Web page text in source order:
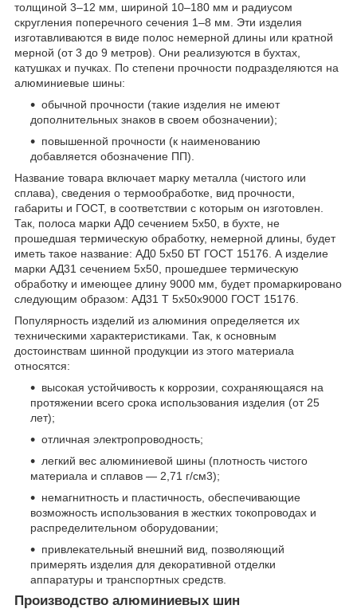
толщиной 3–12 мм, шириной 10–180 мм и радиусом
скругления поперечного сечения 1–8 мм. Эти изделия
изготавливаются в виде полос немерной длины или кратной
мерной (от 3 до 9 метров). Они реализуются в бухтах,
катушках и пучках. По степени прочности подразделяются на
алюминиевые шины:
обычной прочности (такие изделия не имеют
дополнительных знаков в своем обозначении);
повышенной прочности (к наименованию
добавляется обозначение ПП).
Название товара включает марку металла (чистого или
сплава), сведения о термообработке, вид прочности,
габариты и ГОСТ, в соответствии с которым он изготовлен.
Так, полоса марки АД0 сечением 5х50, в бухте, не
прошедшая термическую обработку, немерной длины, будет
иметь такое название: АД0 5х50 БТ ГОСТ 15176. А изделие
марки АД31 сечением 5х50, прошедшее термическую
обработку и имеющее длину 9000 мм, будет промаркировано
следующим образом: АД31 Т 5х50х9000 ГОСТ 15176.
Популярность изделий из алюминия определяется их
техническими характеристиками. Так, к основным
достоинствам шинной продукции из этого материала
относятся:
высокая устойчивость к коррозии, сохраняющаяся на
протяжении всего срока использования изделия (от 25
лет);
отличная электропроводность;
легкий вес алюминиевой шины (плотность чистого
материала и сплавов — 2,71 г/см3);
немагнитность и пластичность, обеспечивающие
возможность использования в жестких токопроводах и
распределительном оборудовании;
привлекательный внешний вид, позволяющий
примерять изделия для декоративной отделки
аппаратуры и транспортных средств.
Производство алюминиевых шин